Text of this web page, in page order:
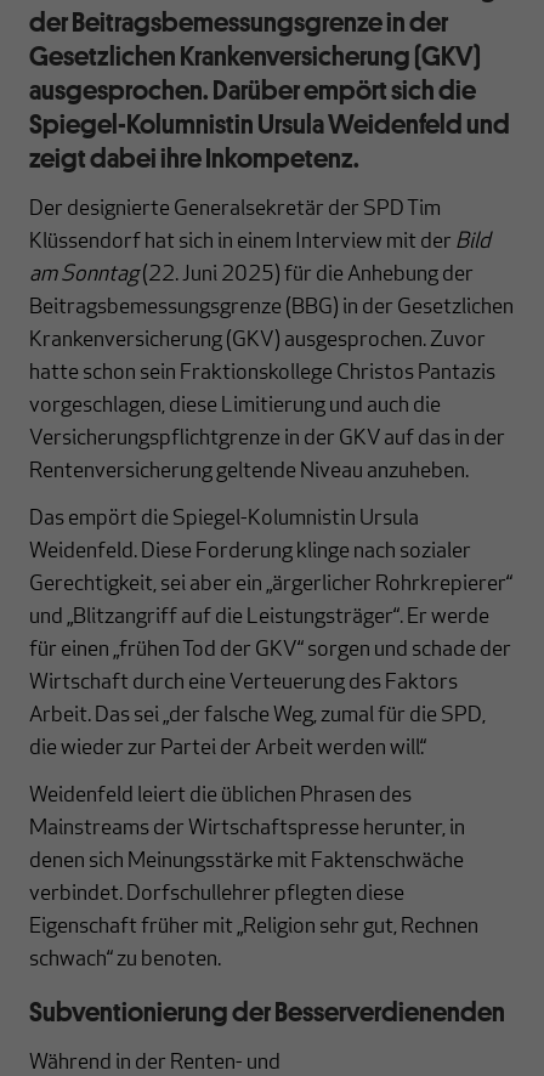
der Beitragsbemessungsgrenze in der
Gesetzlichen Krankenversicherung (GKV)
ausgesprochen. Darüber empört sich die
Spiegel-Kolumnistin Ursula Weidenfeld und
zeigt dabei ihre Inkompetenz.
Der designierte Generalsekretär der SPD Tim
Klüssendorf hat sich in einem Interview mit der Bild
am Sonntag(22. Juni 2025) für die Anhebung der
Beitragsbemessungsgrenze (BBG) in der Gesetzlichen
Krankenversicherung (GKV) ausgesprochen. Zuvor
hatte schon sein Fraktionskollege Christos Pantazis
vorgeschlagen, diese Limitierung und auch die
Versicherungspflichtgrenze in der GKV auf das in der
Rentenversicherung geltende Niveau anzuheben.
Das empört die Spiegel-Kolumnistin Ursula
Weidenfeld. Diese Forderung klinge nach sozialer
Gerechtigkeit, sei aber ein „ärgerlicher Rohrkrepierer“
und „Blitzangriff auf die Leistungsträger“. Er werde
für einen „frühen Tod der GKV“ sorgen und schade der
Wirtschaft durch eine Verteuerung des Faktors
Arbeit. Das sei „der falsche Weg, zumal für die SPD,
die wieder zur Partei der Arbeit werden will.“
Weidenfeld leiert die üblichen Phrasen des
Mainstreams der Wirtschaftspresse herunter, in
denen sich Meinungsstärke mit Faktenschwäche
verbindet. Dorfschullehrer pflegten diese
Eigenschaft früher mit „Religion sehr gut, Rechnen
schwach“ zu benoten.
Subventionierung der Besserverdienenden
Während in der Renten- und